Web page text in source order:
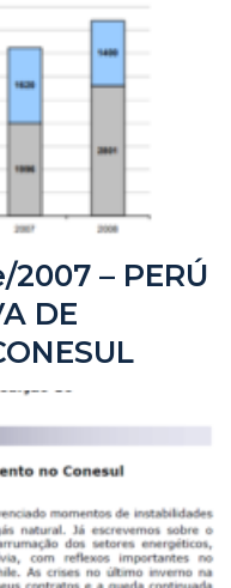
– PERÚ
DE